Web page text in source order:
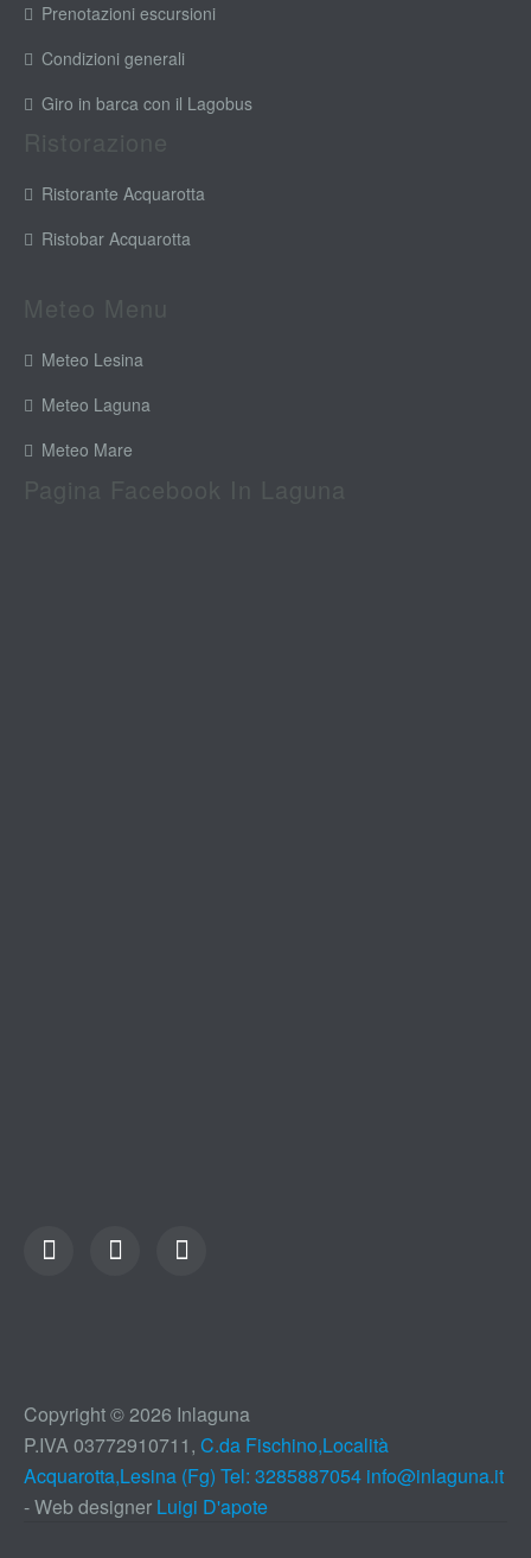
Prenotazioni escursioni
Condizioni generali
Giro in barca con il Lagobus
Ristorante Acquarotta
Ristobar Acquarotta
Meteo Lesina
Meteo Laguna
Meteo Mare
Copyright © 2026 Inlaguna
P.IVA 03772910711, C.da Fischino,Località
Acquarotta,Lesina (Fg) Tel: 3285887054 info@inlaguna.it
- Web designer Luigi D'apote